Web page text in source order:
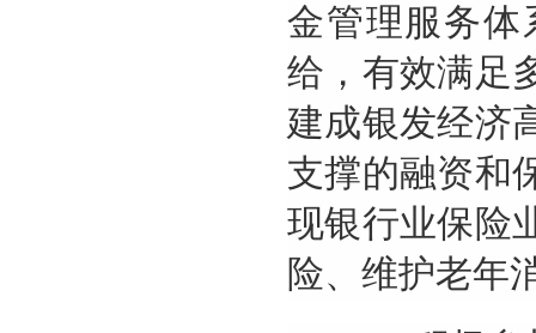
金管理服务体
给，有效满足
建成银发经济
支撑的融资和
现银行业保险
险、维护老年